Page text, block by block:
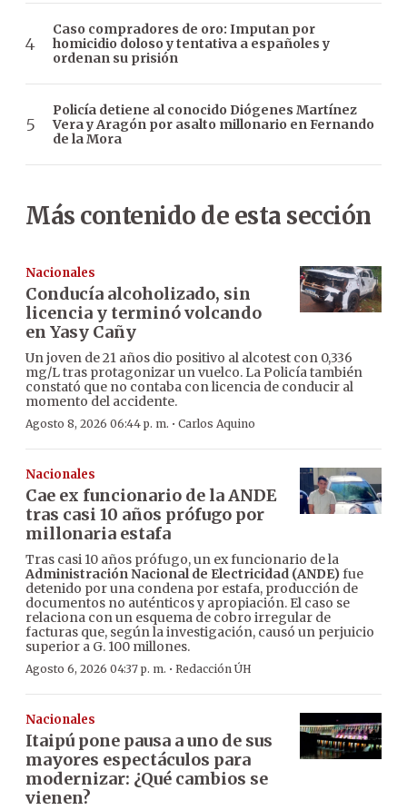
Caso compradores de oro: Imputan por
homicidio doloso y tentativa a españoles y
ordenan su prisión
Policía detiene al conocido Diógenes Martínez
Vera y Aragón por asalto millonario en Fernando
de la Mora
Más contenido de esta sección
Nacionales
Conducía alcoholizado, sin
licencia y terminó volcando
en Yasy Cañy
Un joven de 21 años dio positivo al alcotest con 0,336
mg/L tras protagonizar un vuelco. La Policía también
constató que no contaba con licencia de conducir al
momento del accidente.
Agosto 8, 2026 06:44 p. m. · Carlos Aquino
Nacionales
Cae ex funcionario de la ANDE
tras casi 10 años prófugo por
millonaria estafa
Tras casi 10 años prófugo, un ex funcionario de la
Administración Nacional de Electricidad (ANDE)fue
detenido por una condena por estafa, producción de
documentos no auténticos y apropiación. El caso se
relaciona con un esquema de cobro irregular de
facturas que, según la investigación, causó un perjuicio
superior a G. 100 millones.
Agosto 6, 2026 04:37 p. m. · Redacción ÚH
Nacionales
Itaipú pone pausa a uno de sus
mayores espectáculos para
modernizar: ¿Qué cambios se
vienen?